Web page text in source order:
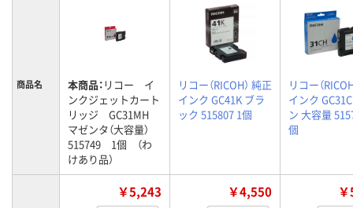
商品名 本商品： リコー イ
ンクジェットカート
リッジ GC31MH
マゼンタ（大容量）
515749 1個 （わ
けあり品）
リコー（RICOH） 純正
インク GC41K ブラ
ック 515807 1個
リコー（
インク
ン 大容量
個
￥5,243 ￥4,550